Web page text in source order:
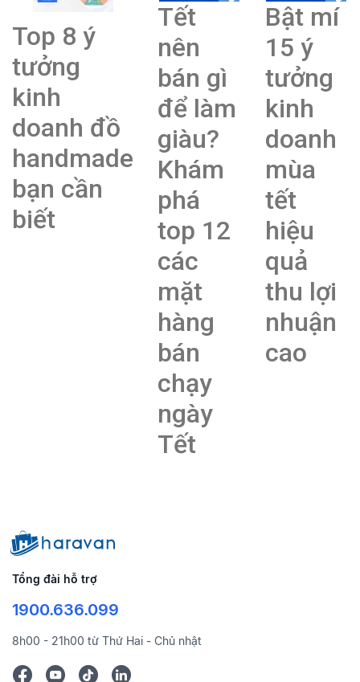
Top 8 ý
tưởng
kinh
doanh đồ
handmade
bạn cần
biết
Tết
nên
bán gì
để làm
giàu?
Khám
phá
top 12
các
mặt
hàng
bán
chạy
ngày
Tết
Bật mí
15 ý
tưởng
kinh
doanh
mùa
tết
hiệu
quả
thu lợi
nhuận
cao
Tổng đài hỗ trợ
1900.636.099
8h00 - 21h00 từ Thứ Hai - Chủ nhật